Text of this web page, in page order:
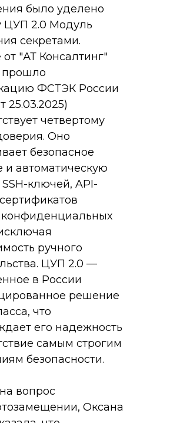
было уделено
ЦУП 2.0 Модуль
секретами.
"АТ Консалтинг"
ФСТЭК России
25.03.2025)
четвертому
Оно
безопасное
и автоматическую
ключей, API-
конфиденциальных
ручного
ЦУП 2.0 —
в России
решение
что
его надежность
самым строгим
безопасности.
вопрос
Оксана